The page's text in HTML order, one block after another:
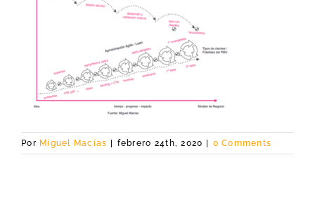
Por Miguel Macías febrero 24th, 2020 0 Comments